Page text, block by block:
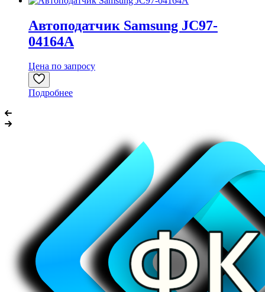
Автоподатчик Samsung JC97-
04164A
Цена по запросу
Подробнее